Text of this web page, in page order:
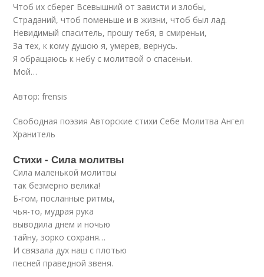
Чтоб их сберег Всевышний от зависти и злобы,
Страданий, чтоб поменьше и в жизни, чтоб был лад.
Невидимый спаситель, прошу тебя, в смиреньи,
За тех, к кому душою я, умерев, вернусь.
Я обращаюсь к небу с молитвой о спасеньи.
Мой…
Автор: frensis
Свободная поэзия Авторские стихи Себе Молитва Ангел
Хранитель
Стихи - Сила молитвы
Сила маленькой молитвы
так безмерно велика!
Б-гом, посланные ритмы,
чья-то, мудрая рука
выводила днем и ночью
тайну, зорко сохраня…
И связала дух наш с плотью
песней праведной звеня.